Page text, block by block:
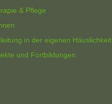
& Pflege
in der eigenen Häuslichkeit
und Fortbildungen